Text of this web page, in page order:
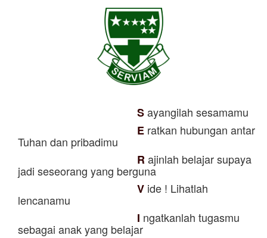
Sayangilah sesamamu
E ratkan hubungan antar
Tuhan dan pribadimu
Rajinlah belajar supaya
jadi seseorang yang berguna
V ide ! Lihatlah
lencanamu
I ngatkanlah tugasmu
sebagai anak yang belajar